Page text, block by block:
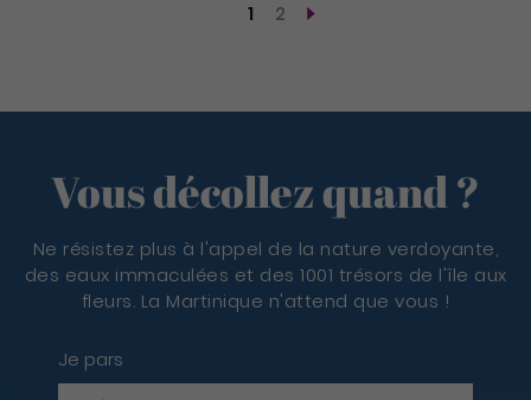
Pagination
Page courante
1 Page
2 Page suivante
Vous décollez quand ?
Ne résistez plus à l'appel de la nature verdoyante,
des eaux immaculées et des 1001 trésors de l'île aux
fleurs. La Martinique n'attend que vous !
Je pars